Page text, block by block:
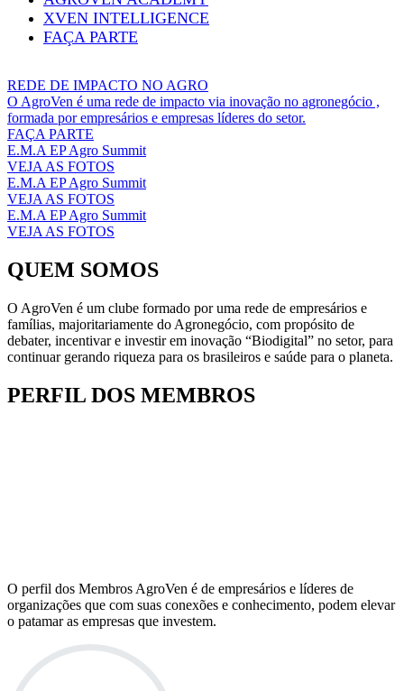
XVEN INTELLIGENCE
FAÇA PARTE
REDE DE IMPACTO NO AGRO
O AgroVen é uma rede de impacto via inovação no agronegócio ,
formada por empresários e empresas líderes do setor.
FAÇA PARTE
E.M.A EP Agro Summit
VEJA AS FOTOS
E.M.A EP Agro Summit
VEJA AS FOTOS
E.M.A EP Agro Summit
VEJA AS FOTOS
QUEM SOMOS
O AgroVen é um clube formado por uma rede de empresários e
famílias, majoritariamente do Agronegócio, com propósito de
debater, incentivar e investir em inovação “Biodigital” no setor, para
continuar gerando riqueza para os brasileiros e saúde para o planeta.
PERFIL DOS MEMBROS
O perfil dos Membros AgroVen é de empresários e líderes de
organizações que com suas conexões e conhecimento, podem elevar
o patamar as empresas que investem.